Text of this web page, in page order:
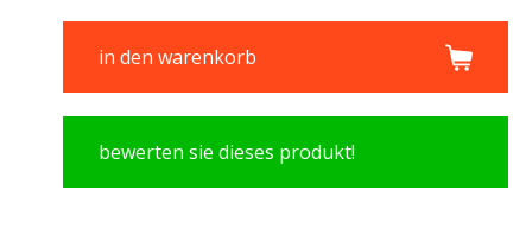
in den warenkorb
bewerten sie dieses produkt!